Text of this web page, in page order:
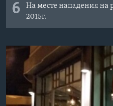
6
На месте нападения на
2015г.